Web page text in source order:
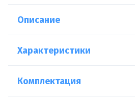
Описание
Характеристики
Комплектация